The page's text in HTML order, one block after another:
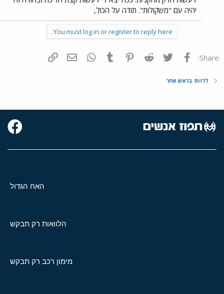
יהיה עם "משקולות". תודה על הכול,
You must log in or register to reply here.
Share: פייסבוק Twitter
Reddit
Pinterest
Tumblr
WhatsAppדואר אלקטרוני
לרזות בראש אחר
האח הגדול
הלוואות רק תבקש
מימון רכב רק תבקש